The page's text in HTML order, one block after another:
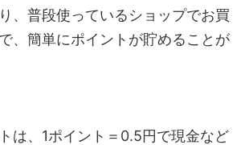
、普段使っているショップでお買
、簡単にポイントが貯めることが
は、1ポイント＝0.5円で現金など